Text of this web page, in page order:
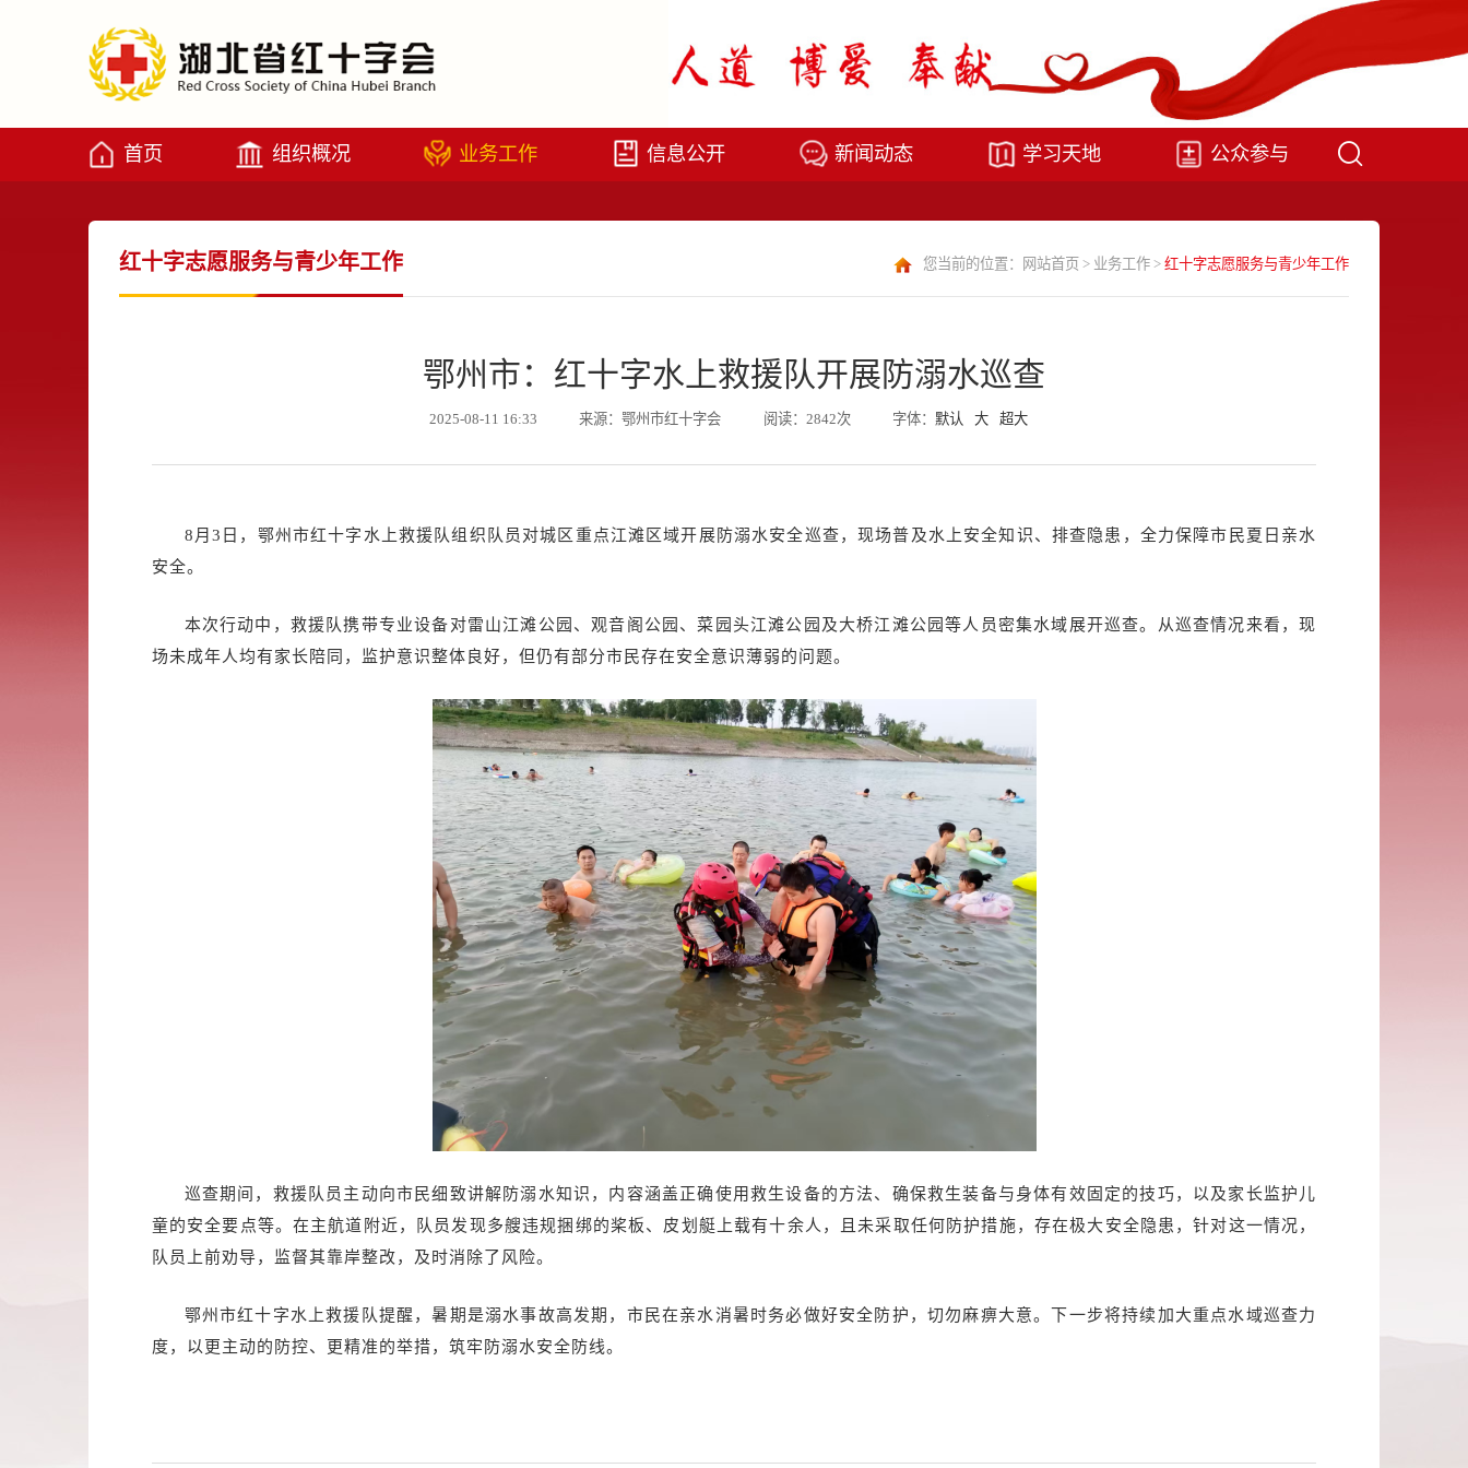
首页 组织概况 业务工作 信息公开 新闻动态 学习天地 公众参与
红十字志愿服务与青少年工作 您当前的位置： 网站首页 > 业务工作 >红十字志愿服务与青少年工作
鄂州市：红十字水上救援队开展防溺水巡查
2025-08-11 16:33 来源：鄂州市红十字会 阅读：2842次 字体：默认 大 超大
8月3日，鄂州市红十字水上救援队组织队员对城区重点江滩区域开展防溺水安全巡查，现场普及水上安全知识、排查隐患，全力保障市民夏日亲水
安全。
本次行动中，救援队携带专业设备对雷山江滩公园、观音阁公园、菜园头江滩公园及大桥江滩公园等人员密集水域展开巡查。从巡查情况来看，现
场未成年人均有家长陪同，监护意识整体良好，但仍有部分市民存在安全意识薄弱的问题。
巡查期间，救援队员主动向市民细致讲解防溺水知识，内容涵盖正确使用救生设备的方法、确保救生装备与身体有效固定的技巧，以及家长监护儿
童的安全要点等。在主航道附近，队员发现多艘违规捆绑的桨板、皮划艇上载有十余人，且未采取任何防护措施，存在极大安全隐患，针对这一情况，
队员上前劝导，监督其靠岸整改，及时消除了风险。
鄂州市红十字水上救援队提醒，暑期是溺水事故高发期，市民在亲水消暑时务必做好安全防护，切勿麻痹大意。下一步将持续加大重点水域巡查力
度，以更主动的防控、更精准的举措，筑牢防溺水安全防线。